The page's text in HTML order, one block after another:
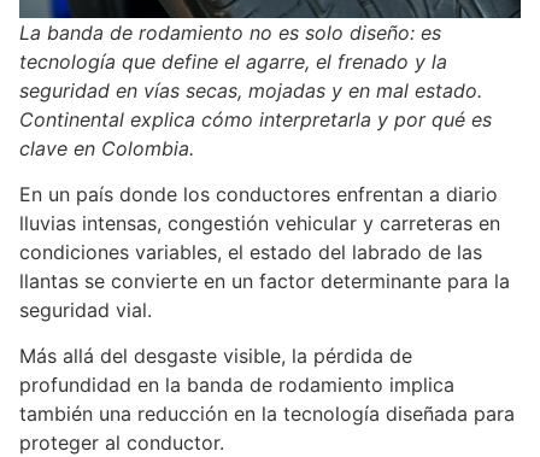
La banda de rodamiento no es solo diseño: es
tecnología que define el agarre, el frenado y la
seguridad en vías secas, mojadas y en mal estado.
Continental explica cómo interpretarla y por qué es
clave en Colombia.
En un país donde los conductores enfrentan a diario
lluvias intensas, congestión vehicular y carreteras en
condiciones variables, el estado del labrado de las
llantas se convierte en un factor determinante para la
seguridad vial.
Más allá del desgaste visible, la pérdida de
profundidad en la banda de rodamiento implica
también una reducción en la tecnología diseñada para
proteger al conductor.